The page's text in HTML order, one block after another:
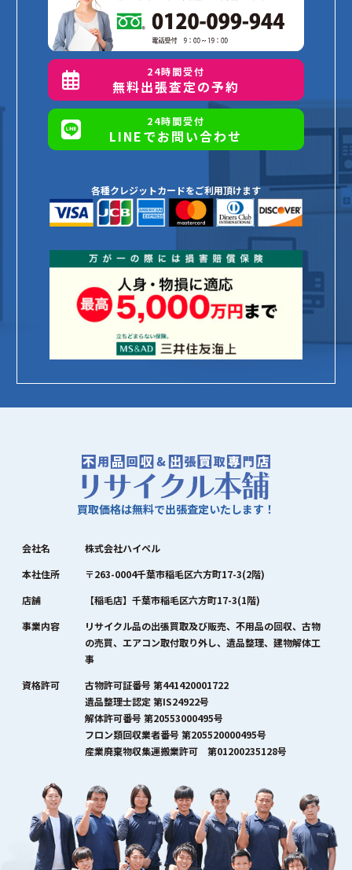
24時間受付
無料出張査定の予約
24時間受付
LINEでお問い合わせ
各種クレジットカードをご利用頂けます
買取価格は無料で出張査定いたします！
会社名
株式会社ハイペル
本社住所
〒263-0004千葉市稲毛区六方町17-3(2階)
店舗
【稲毛店】千葉市稲毛区六方町17-3(1階)
事業内容
リサイクル品の出張買取及び販売、不用品の回収、古物
の売買、エアコン取付取り外し、遺品整理、建物解体工
事
資格許可
古物許可証番号 第441420001722
遺品整理士認定 第IS24922号
解体許可番号 第20553000495号
フロン類回収業者番号 第205520000495号
産業廃棄物収集運搬業許可 第01200235128号